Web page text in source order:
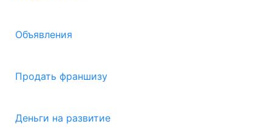
Объявления
Продать франшизу
Деньги на развитие